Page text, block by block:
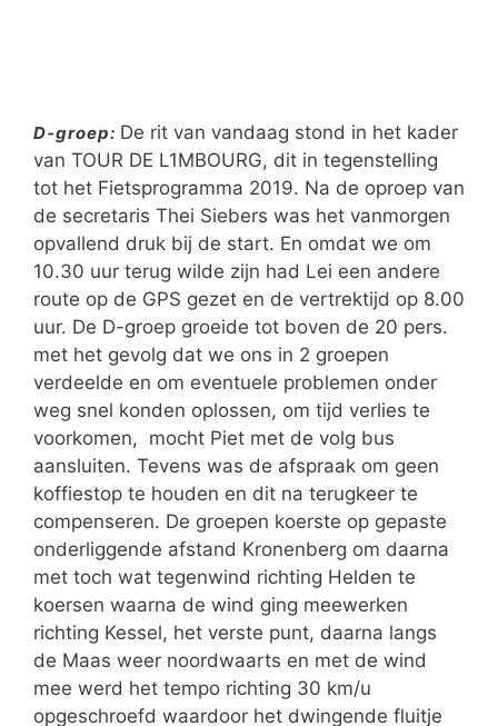
D-groep: De rit van vandaag stond in het kader
van TOUR DE L1MBOURG, dit in tegenstelling
tot het Fietsprogramma 2019. Na de oproep van
de secretaris Thei Siebers was het vanmorgen
opvallend druk bij de start. En omdat we om
10.30 uur terug wilde zijn had Lei een andere
route op de GPS gezet en de vertrektijd op 8.00
uur. De D-groep groeide tot boven de 20 pers.
met het gevolg dat we ons in 2 groepen
verdeelde en om eventuele problemen onder
weg snel konden oplossen, om tijd verlies te
voorkomen, mocht Piet met de volg bus
aansluiten. Tevens was de afspraak om geen
koffiestop te houden en dit na terugkeer te
compenseren. De groepen koerste op gepaste
onderliggende afstand Kronenberg om daarna
met toch wat tegenwind richting Helden te
koersen waarna de wind ging meewerken
richting Kessel, het verste punt, daarna langs
de Maas weer noordwaarts en met de wind
mee werd het tempo richting 30 km/u
opgeschroefd waardoor het dwingende fluitje